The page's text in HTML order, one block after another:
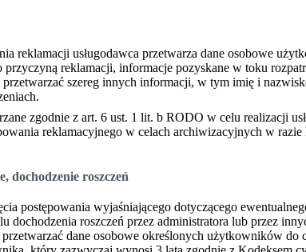
reklamacji usługodawca przetwarza dane osobowe
przyczyną reklamacji, informacje pozyskane w toku
przetwarzać szereg innych informacji, w tym imię i
zgodnie z art. 6 ust. 1 lit. b RODO w celu realizacji
reklamacyjnego w celach archiwizacyjnych w
dochodzenie roszczeń
postępowania wyjaśniającego dotyczącego
dochodzenia roszczeń przez administratora lub przez
dane osobowe określonych użytkowników do